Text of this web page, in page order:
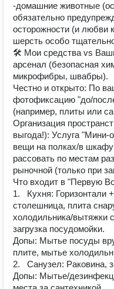
-домашние животные
обязательно
осторожности (и любви
шерсть особо
🛠 Мои средства vs
арсенал (безопасная
микрофибры, швабры).
Честно и открыто: По
фотофиксацию "до/
(например, плиты или
Организация
выгода!): Услуга "Мини-
вещи на полках/в
рассовать по местам
рыночной (только при
Что входит в "Первую
1. Кухня: Горизонтали
столешница, плита
холодильника/вытяжки
загрузка посудомойки.
Допы: Мытье посуды
плите, мытье
2. Санузел: Раковина,
Допы: Мытье/